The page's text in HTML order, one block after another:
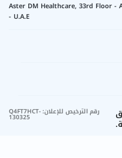
Aster DM Healthcare, 33rd Floor -
- U.A.E
رقم الترخيص للإعلان:
Q4FT7HCT-
130325